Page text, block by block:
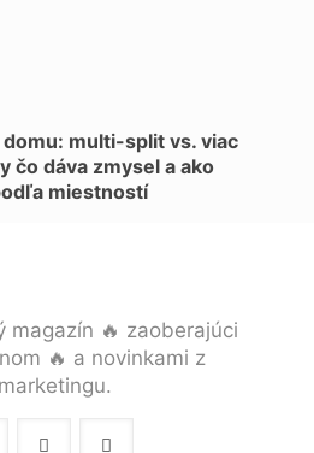
domu: multi-split vs. viac
čo dáva zmysel a ako
miestností
magazín 🔥 zaoberajúci
🔥 a novinkami z